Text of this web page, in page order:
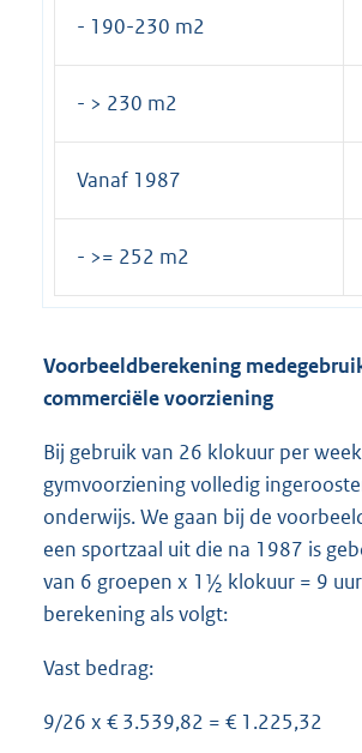
- 190-230 m2
- > 230 m2
Vanaf 1987
- >= 252 m2
Voorbeeldberekening
commerciële voorziening
Bij gebruik van 26 klokuur per
gymvoorziening volledig
onderwijs. We gaan bij de
een sportzaal uit die na 1987 is
van 6 groepen x 1½ klokuur = 9
berekening als volgt:
Vast bedrag:
9/26 x € 3.539,82 = € 1.225,32